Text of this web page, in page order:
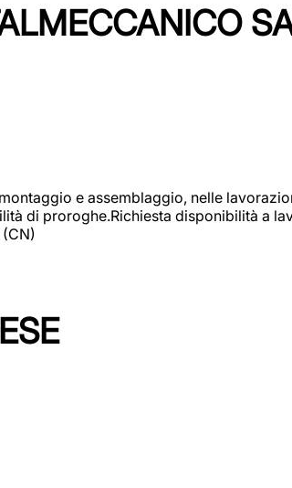
e assemblaggio, nelle
di proroghe.Richiesta disponibilità a